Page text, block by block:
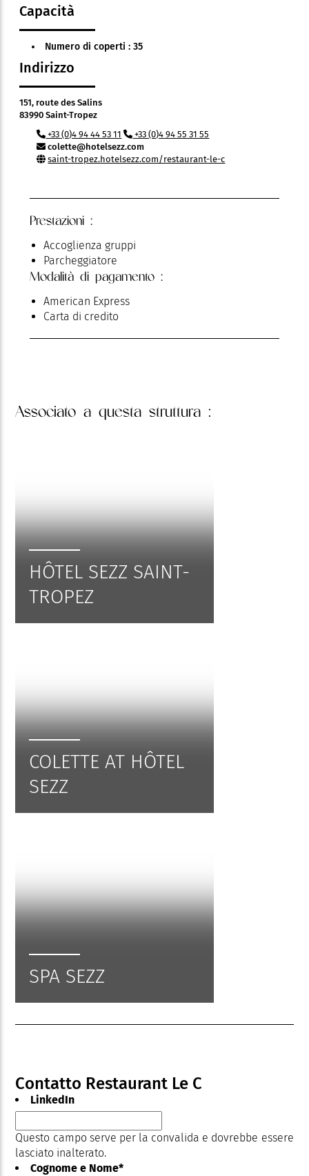
Capacità
Numero di coperti : 35
Indirizzo
151, route des Salins
83990 Saint-Tropez
+33 (0)4 94 44 53 11
+33 (0)4 94 55 31 55
colette@hotelsezz.com
saint-tropez.hotelsezz.com/restaurant-le-c
Prestazioni :
Accoglienza gruppi
Parcheggiatore
Modalità di pagamento :
American Express
Carta di credito
Associato a questa struttura :
HÔTEL SEZZ SAINT-
TROPEZ
COLETTE AT HÔTEL
SEZZ
SPA SEZZ
Contatto Restaurant Le C
LinkedIn
Questo campo serve per la convalida e dovrebbe essere
lasciato inalterato.
Cognome e Nome*